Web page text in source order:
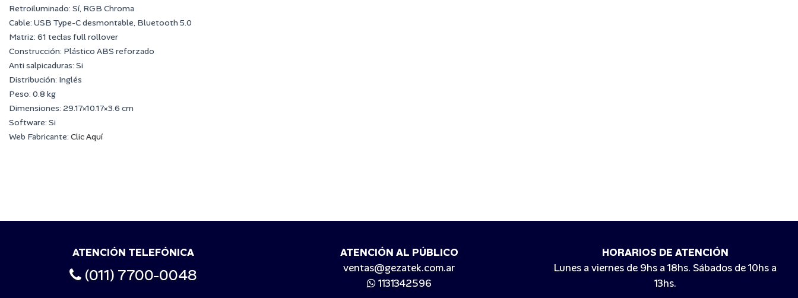
Retroiluminado: Sí, RGB Chroma
Cable: USB Type-C desmontable, Bluetooth 5.0
Matriz: 61 teclas full rollover
Construcción: Plástico ABS reforzado
Anti salpicaduras: Si
Distribución: Inglés
Peso: 0.8 kg
Dimensiones: 29.17×10.17×3.6 cm
Software: Si
Web Fabricante: Clic Aquí
ATENCIÓN TELEFÓNICA
(011) 7700-0048
ATENCIÓN AL PÚBLICO
ventas@gezatek.com.ar
1131342596
HORARIOS DE ATENCIÓN
Lunes a viernes de 9hs a 18hs. Sábados de 10hs a
13hs.